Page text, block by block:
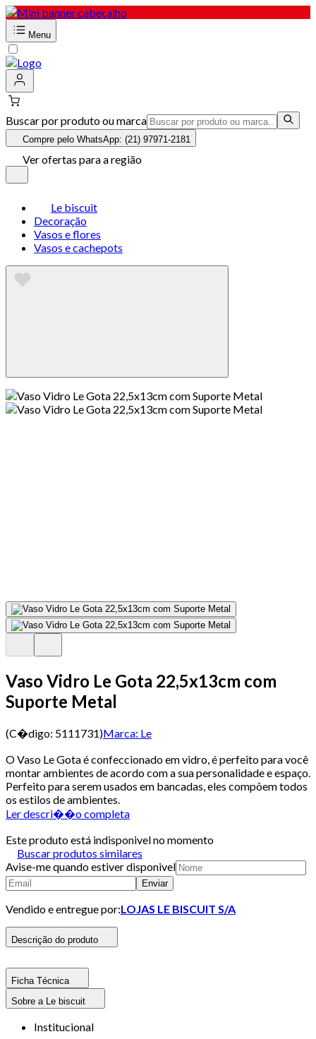
Menu
Buscar por produto ou marca
Compre pelo WhatsApp: (21) 97971-2181
Ver ofertas para a região
Le biscuit
Decoração
Vasos e flores
Vasos e cachepots
Vaso Vidro Le Gota 22,5x13cm com
Suporte Metal
(C�digo: 5111731)Marca: Le
O Vaso Le Gota é confeccionado em vidro, é perfeito para você
montar ambientes de acordo com a sua personalidade e espaço.
Perfeito para serem usados em bancadas, eles compõem todos
os estilos de ambientes.
Ler descri��o completa
Este produto está indisponivel no momento
Buscar produtos similares
Avise-me quando estiver disponivel
Enviar
Vendido e entregue por:LOJAS LE BISCUIT S/A
Descrição do produto
Ficha Técnica
Sobre a Le biscuit
Institucional